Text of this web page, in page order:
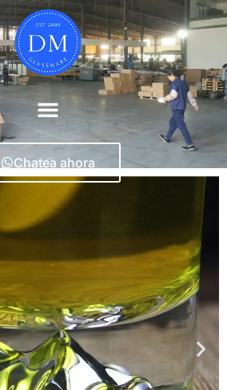
Chatea ahora